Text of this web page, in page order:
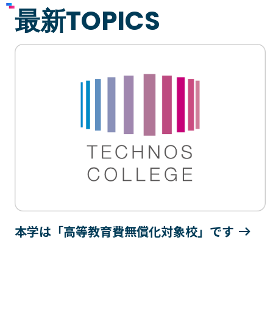
最新TOPICS
本学は「高等教育費無償化対象校」です